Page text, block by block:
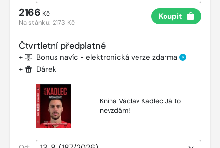
2166 Kč
Na stánku:2173 Kč
Koupit
Čtvrtletní předplatné
+ Bonus navíc - elektronická verze zdarma ?
+ Dárek
Kniha Václav Kadlec Já to
nevzdám!